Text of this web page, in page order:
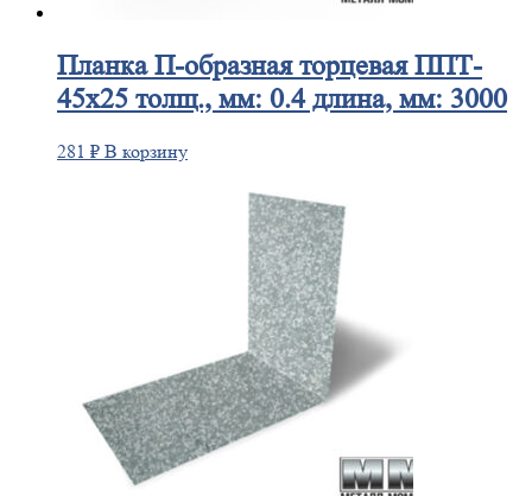
ПланкаП-образная торцевая ППТ-
45х25 толщ., мм: 0.4 длина, мм: 3000
281 ₽ В корзину